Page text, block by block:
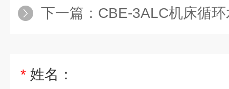
下一篇： CBE-3ALC机床循
* 姓名：